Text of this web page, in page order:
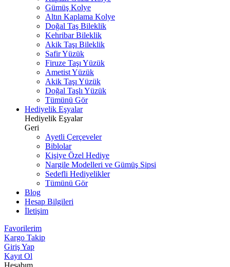
Gümüş Kolye
Altın Kaplama Kolye
Doğal Taş Bileklik
Kehribar Bileklik
Akik Taşı Bileklik
Safir Yüzük
Firuze Taşı Yüzük
Ametist Yüzük
Akik Taşı Yüzük
Doğal Taşlı Yüzük
Tümünü Gör
Hediyelik Eşyalar
Hediyelik Eşyalar
Geri
Ayetli Çerçeveler
Biblolar
Kişiye Özel Hediye
Nargile Modelleri ve Gümüş Sipsi
Sedefli Hediyelikler
Tümünü Gör
Blog
Hesap Bilgileri
İletişim
Favorilerim
Kargo Takip
Giriş Yap
Kayıt Ol
Hesabım